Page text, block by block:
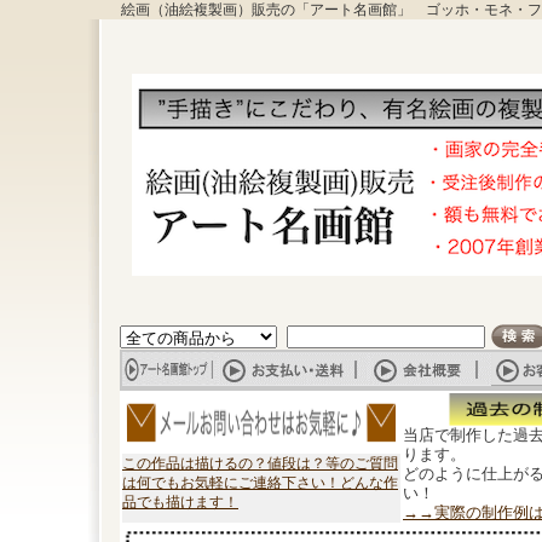
絵画（油絵複製画）販売の「アート名画館」 ゴッホ・モネ・
この作品は描けるの？値段は？等のご質問
は何でもお気軽にご連絡下さい！どんな作
品でも描けます！
当店で制作した過
ります。
どのように仕上が
い！
→→実際の制作例